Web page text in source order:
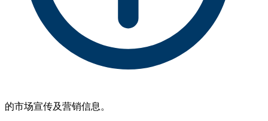
的市场宣传及营销信息。